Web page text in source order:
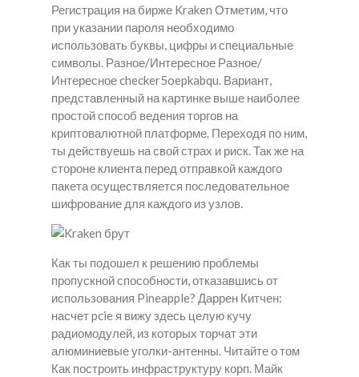
Регистрация на бирже Kraken Отметим, что
при указании пароля необходимо
использовать буквы, цифры и специальные
символы. Разное/Интересное Разное/
Интересное checker5oepkabqu. Вариант,
представленный на картинке выше наиболее
простой способ ведения торгов на
криптовалютной платформе. Переходя по ним,
ты действуешь на свой страх и риск. Так же на
стороне клиента перед отправкой каждого
пакета осуществляется последовательное
шифрование для каждого из узлов.
Как ты подошел к решению проблемы
пропускной способности, отказавшись от
использования Pineapple? Даррен Китчен:
насчет pcie я вижу здесь целую кучу
радиомодулей, из которых торчат эти
алюминиевые уголки-антенны. Читайте о том
Как построить инфраструктуру корп. Майк